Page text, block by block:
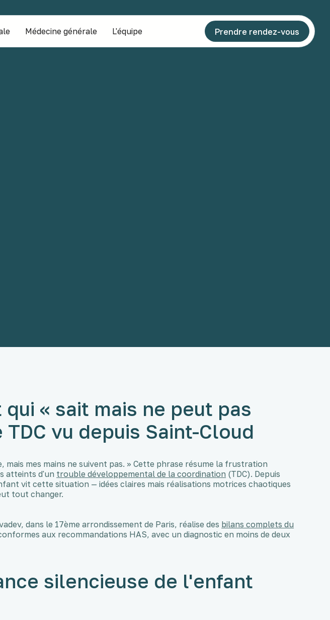
Médecine générale L'équipe Prendre rendez-vous
qui « sait mais ne peut pas
TDC vu depuis Saint-Cloud
mais mes mains ne suivent pas. » Cette phrase résume la frustration
atteints d'un trouble développemental de la coordination (TDC). Depuis
vit cette situation — idées claires mais réalisations motrices chaotiques
tout changer.
dans le 17ème arrondissement de Paris, réalise des bilans complets du
aux recommandations HAS, avec un diagnostic en moins de deux
silencieuse de l'enfant